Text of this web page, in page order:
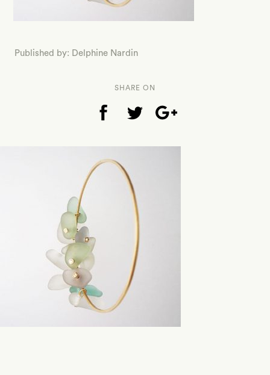
Published by: Delphine Nardin
SHARE ON